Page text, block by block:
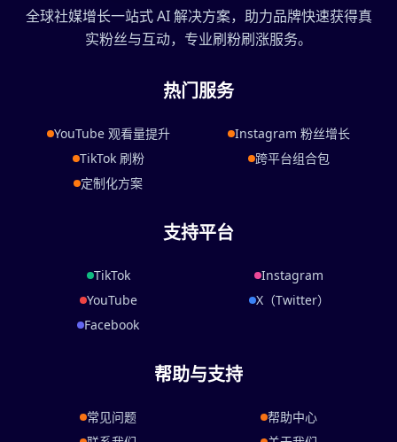
全球社媒增长一站式 AI 解决方案，助力品牌快速获得真
实粉丝与互动，专业刷粉刷涨服务。
热门服务
YouTube 观看量提升
Instagram 粉丝增长
TikTok 刷粉
跨平台组合包
定制化方案
支持平台
TikTok
Instagram
YouTube
X（Twitter）
Facebook
帮助与支持
常见问题
帮助中心